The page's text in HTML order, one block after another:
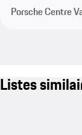
Porsche Centre
Listes